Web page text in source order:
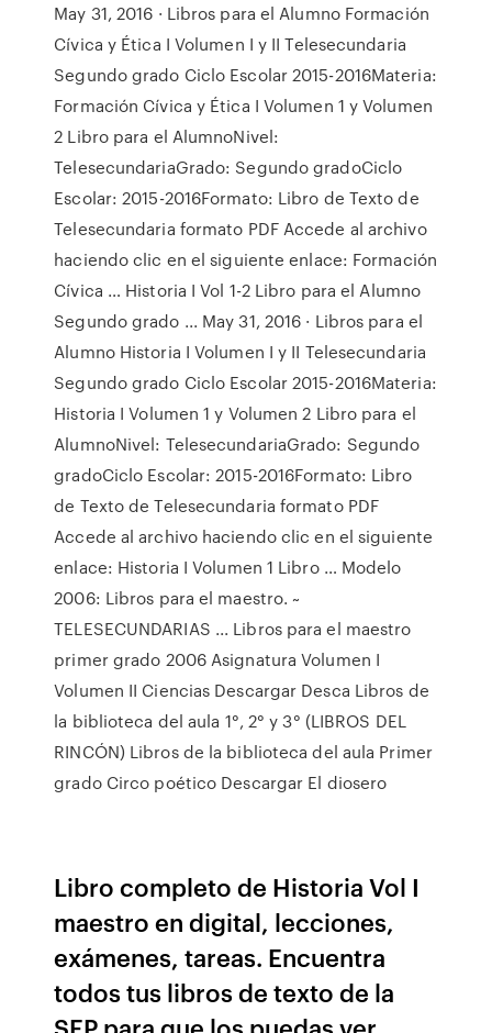
May 31, 2016 · Libros para el Alumno Formación
Cívica y Ética I Volumen I y II Telesecundaria
Segundo grado Ciclo Escolar 2015-2016Materia:
Formación Cívica y Ética I Volumen 1 y Volumen
2 Libro para el AlumnoNivel:
TelesecundariaGrado: Segundo gradoCiclo
Escolar: 2015-2016Formato: Libro de Texto de
Telesecundaria formato PDF Accede al archivo
haciendo clic en el siguiente enlace: Formación
Cívica … Historia I Vol 1-2 Libro para el Alumno
Segundo grado ... May 31, 2016 · Libros para el
Alumno Historia I Volumen I y II Telesecundaria
Segundo grado Ciclo Escolar 2015-2016Materia:
Historia I Volumen 1 y Volumen 2 Libro para el
AlumnoNivel: TelesecundariaGrado: Segundo
gradoCiclo Escolar: 2015-2016Formato: Libro
de Texto de Telesecundaria formato PDF
Accede al archivo haciendo clic en el siguiente
enlace: Historia I Volumen 1 Libro … Modelo
2006: Libros para el maestro. ~
TELESECUNDARIAS ... Libros para el maestro
primer grado 2006 Asignatura Volumen I
Volumen II Ciencias Descargar Desca Libros de
la biblioteca del aula 1°, 2° y 3° (LIBROS DEL
RINCÓN) Libros de la biblioteca del aula Primer
grado Circo poético Descargar El diosero
Libro completo de Historia Vol I
maestro en digital, lecciones,
exámenes, tareas. Encuentra
todos tus libros de texto de la